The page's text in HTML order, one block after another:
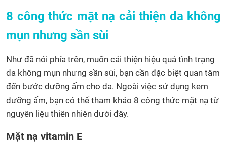
8 công thức mặt nạ cải thiện da không
mụn nhưng sần sùi
Như đã nói phía trên, muốn cải thiện hiệu quả tình trạng
da không mụn nhưng sần sùi, bạn cần đặc biệt quan tâm
đến bước dưỡng ẩm cho da. Ngoài việc sử dụng kem
dưỡng ẩm, bạn có thể tham khảo 8 công thức mặt nạ từ
nguyên liệu thiên nhiên dưới đây.
Mặt nạ vitamin E